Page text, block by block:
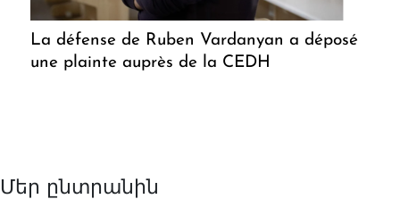
La défense de Ruben Vardanyan a déposé
une plainte auprès de la CEDH
Մեր ընտրանին